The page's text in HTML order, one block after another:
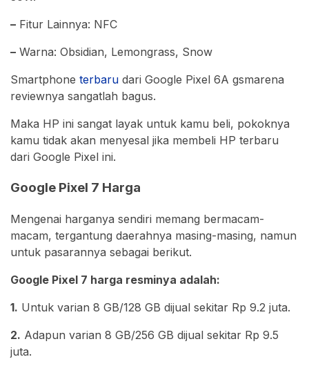
– Fitur Lainnya: NFC
– Warna: Obsidian, Lemongrass, Snow
Smartphone terbaru dari Google Pixel 6A gsmarena
reviewnya sangatlah bagus.
Maka HP ini sangat layak untuk kamu beli, pokoknya
kamu tidak akan menyesal jika membeli HP terbaru
dari Google Pixel ini.
Google Pixel 7 Harga
Mengenai harganya sendiri memang bermacam-
macam, tergantung daerahnya masing-masing, namun
untuk pasarannya sebagai berikut.
Google Pixel 7 harga resminya adalah:
1. Untuk varian 8 GB/128 GB dijual sekitar Rp 9.2 juta.
2. Adapun varian 8 GB/256 GB dijual sekitar Rp 9.5
juta.